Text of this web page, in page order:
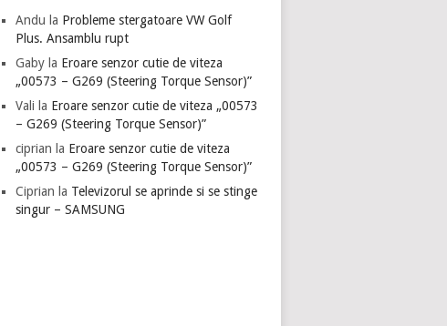
Andu la Probleme stergatoare VW Golf
Plus. Ansamblu rupt
Gaby la Eroare senzor cutie de viteza
„00573 – G269 (Steering Torque Sensor)”
Vali la Eroare senzor cutie de viteza „00573
– G269 (Steering Torque Sensor)”
ciprian la Eroare senzor cutie de viteza
„00573 – G269 (Steering Torque Sensor)”
Ciprian la Televizorul se aprinde si se stinge
singur – SAMSUNG